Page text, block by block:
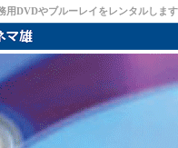
用DVDやブルーレイをレンタルしま